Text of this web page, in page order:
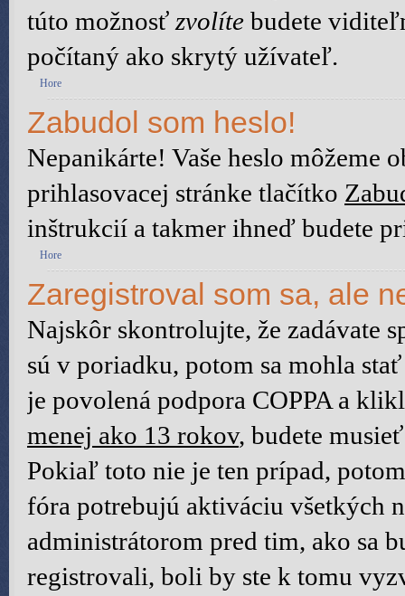
túto možnosť zvolíte budete
počítaný ako skrytý užívateľ.
Hore
Zabudol som heslo!
Nepanikárte! Vaše heslo môžeme
prihlasovacej stránke tlačítko
inštrukcií a takmer ihneď budete
Hore
Zaregistroval som sa, ale
Najskôr skontrolujte, že zadávate
sú v poriadku, potom sa mohla
je povolená podpora COPPA a
menej ako 13 rokov, budete
Pokiaľ toto nie je ten prípad,
fóra potrebujú aktiváciu všetkých
administrátorom pred tim, ako sa
registrovali, boli by ste k tomu